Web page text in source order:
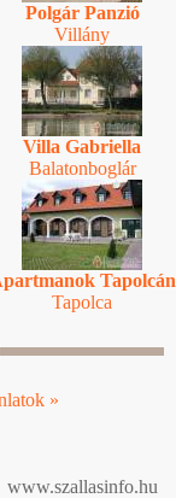
Polgár Panzió
Villány
Villa Gabriella
Balatonboglár
Tapolcán
Tapolca
»
www.szallasinfo.hu